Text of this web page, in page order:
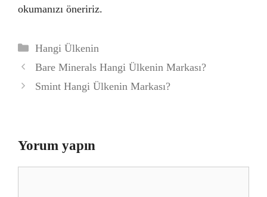
okumanızı öneririz.
Kategoriler
Hangi Ülkenin
Bare Minerals Hangi Ülkenin Markası?
Smint Hangi Ülkenin Markası?
Yorum yapın